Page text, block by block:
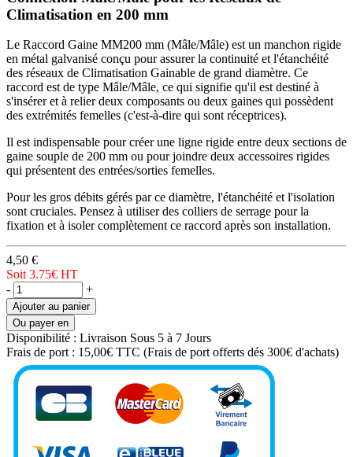
Climatisation en 200 mm
Le Raccord Gaine MM200 mm (Mâle/Mâle) est un manchon rigide
en métal galvanisé conçu pour assurer la continuité et l'étanchéité
des réseaux de Climatisation Gainable de grand diamètre. Ce
raccord est de type Mâle/Mâle, ce qui signifie qu'il est destiné à
s'insérer et à relier deux composants ou deux gaines qui possèdent
des extrémités femelles (c'est-à-dire qui sont réceptrices).
Il est indispensable pour créer une ligne rigide entre deux sections de
gaine souple de 200 mm ou pour joindre deux accessoires rigides
qui présentent des entrées/sorties femelles.
Pour les gros débits gérés par ce diamètre, l'étanchéité et l'isolation
sont cruciales. Pensez à utiliser des colliers de serrage pour la
fixation et à isoler complètement ce raccord après son installation.
4,50 €
Soit 3.75€ HT
-
+
Ajouter au panier
Ou payer en
Disponibilité : Livraison Sous 5 à 7 Jours
Frais de port : 15,00€ TTC (Frais de port offerts dés 300€ d'achats)